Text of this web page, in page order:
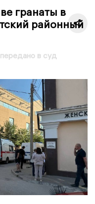
гранаты в
районный
в суд